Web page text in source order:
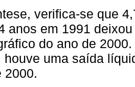
verifica-se que
anos em 1991
do ano de
houve uma saída
2000.